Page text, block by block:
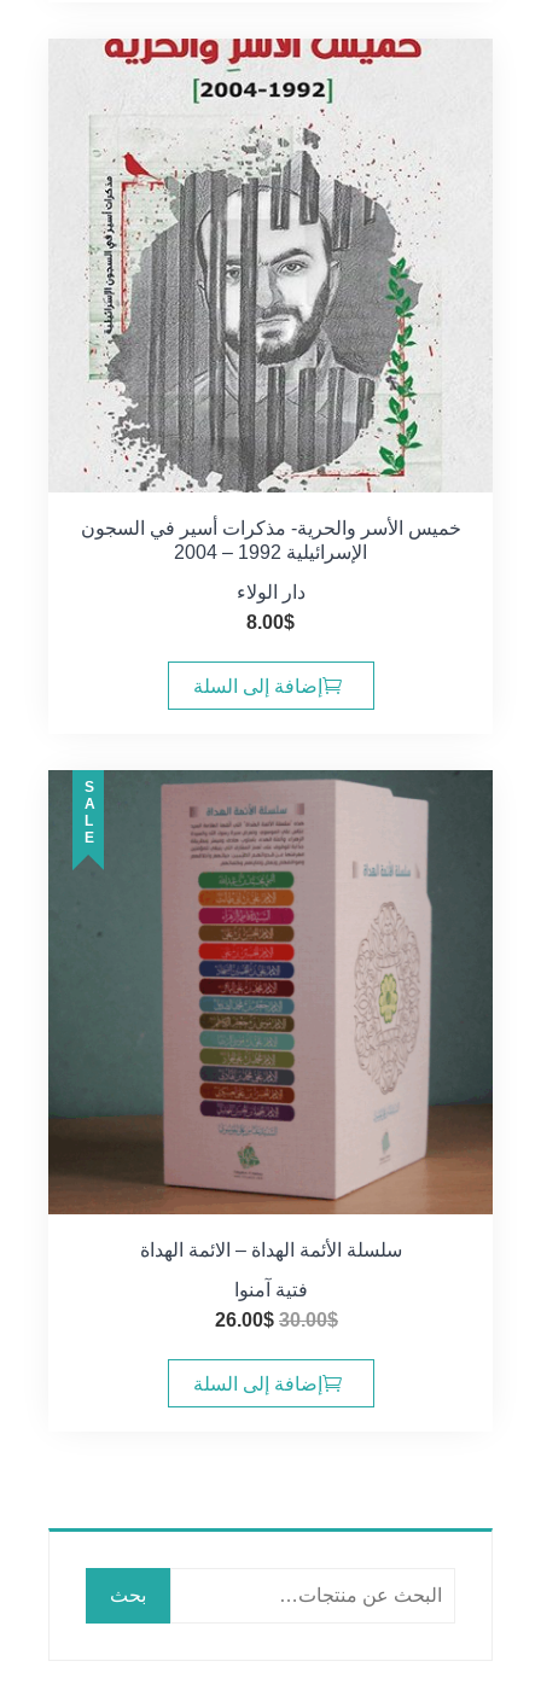
خميس الأسر والحرية- مذكرات أسير في السجون
الإسرائيلية 1992 – 2004
دار الولاء
8.00$
إضافة إلى السلة
SALE
سلسلة الأئمة الهداة – الائمة الهداة
فتية آمنوا
30.00$
السعر
هو:
30.00$.
26.00$
هو:
26.00$.
إضافة إلى السلة
البحث
بحث